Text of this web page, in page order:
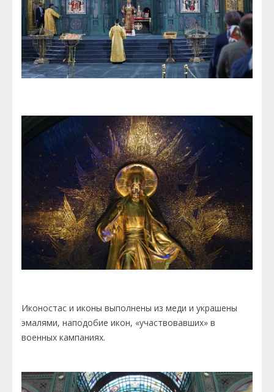
Иконостас и иконы выполнены из меди и украшены
эмалями, наподобие икон, «участвовавших» в
военных кампаниях.